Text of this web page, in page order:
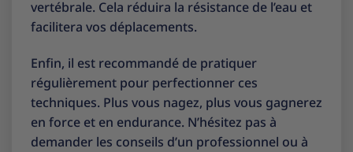
vertébrale. Cela réduira la résistance de l’eau et
facilitera vos déplacements.
Enfin, il est recommandé de pratiquer
régulièrement pour perfectionner ces
techniques. Plus vous nagez, plus vous gagnerez
en force et en endurance. N’hésitez pas à
demander les conseils d’un professionnel ou à